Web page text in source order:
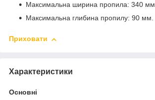
Максимальна ширина пропила: 340 мм
Максимальна глибина пропилу: 90 мм.
Приховати
Характеристики
Основні